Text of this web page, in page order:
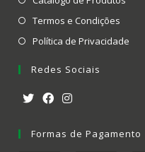
Termos e Condições
Política de Privacidade
Redes Sociais
Formas de Pagamento